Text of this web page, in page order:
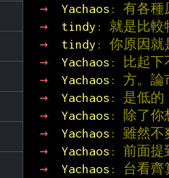
→
Yachaos : 有各種
→
tindy : 就是比較
→
tindy : 你原因就
→
Yachaos : 比起下
→
Yachaos : 方。論
→
Yachaos : 是低的
→
Yachaos : 除了你
→
Yachaos : 雖然不
→
Yachaos : 前面提
→
Yachaos : 台看齊